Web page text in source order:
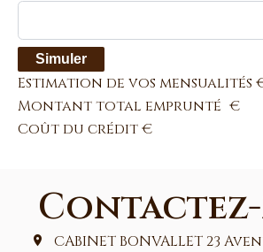
Simuler
Estimation de vos mensualités
Montant total emprunté €
Coût du crédit€
CABINET BONVALLET23